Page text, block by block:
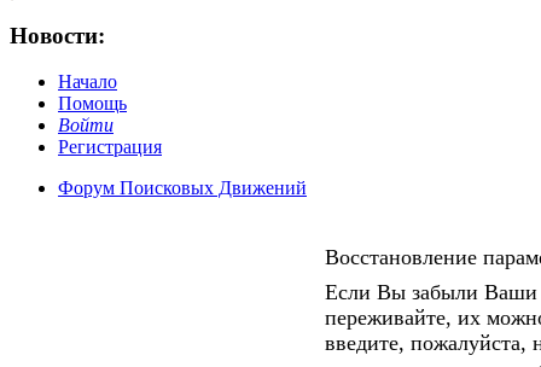
Новости:
Начало
Помощь
Войти
Регистрация
Форум Поисковых Движений
Восстановление
Если Вы забыли Ваши
переживайте, их
введите,